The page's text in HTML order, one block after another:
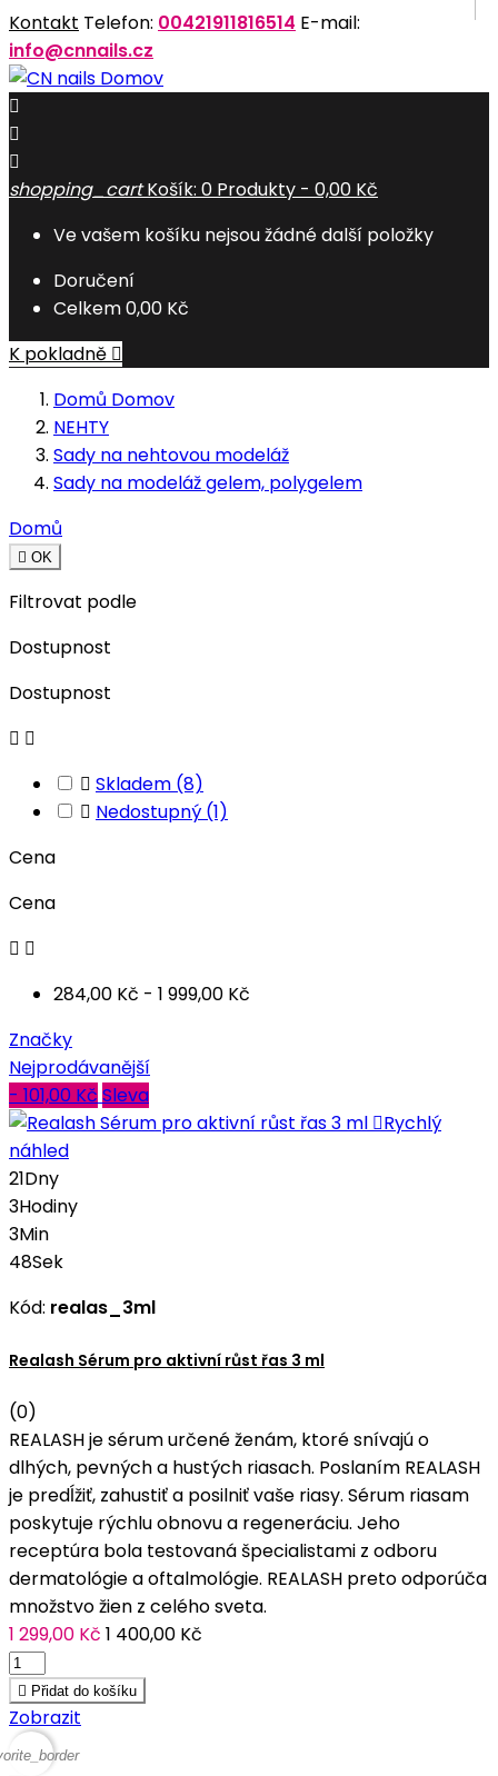
Kontakt Telefon: 00421911816514 E-mail:
info@cnnails.cz
Domov



shopping_cart Košík: 0 Produkty - 0,00 Kč
Ve vašem košíku nejsou žádné další položky
Doručení
Celkem0,00 Kč
K pokladně 
Domů Domov
NEHTY
Sady na nehtovou modeláž
Sady na modeláž gelem, polygelem
Domů
 OK
Filtrovat podle
Dostupnost
Dostupnost
 
 Skladem (8)
 Nedostupný (1)
Cena
Cena
 
284,00 Kč - 1 999,00 Kč
Značky
Nejprodávanější
- 101,00 Kč Sleva
Rychlý
náhled
21Dny
3Hodiny
3Min
47Sek
Kód: realas_3ml
Realash Sérum pro aktivní růst řas 3 ml
(0)
REALASH je sérum určené ženám, ktoré snívajú o
dlhých, pevných a hustých riasach. Poslaním REALASH
je predĺžiť, zahustiť a posilniť vaše riasy. Sérum riasam
poskytuje rýchlu obnovu a regeneráciu. Jeho
receptúra bola testovaná špecialistami z odboru
dermatológie a oftalmológie. REALASH preto odporúča
množstvo žien z celého sveta.
1 299,00 Kč 1 400,00 Kč
 Přidat do košíku
Zobrazit